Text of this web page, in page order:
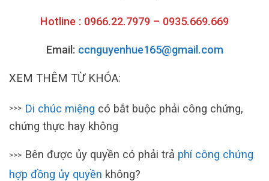
Hotline : 0966.22.7979 – 0935.669.669
Email: ccnguyenhue165@gmail.com
XEM THÊM TỪ KHÓA:
>>> Di chúc miệng có bắt buộc phải công chứng,
chứng thực hay không
>>> Bên được ủy quyền có phải trả phí công chứng
hợp đồng ủy quyền không?